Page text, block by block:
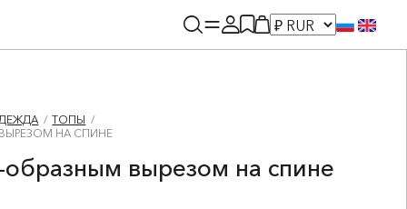
ТОПЫ
НА СПИНЕ
образным вырезом на спине